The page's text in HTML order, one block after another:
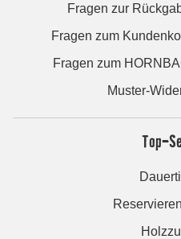
Fragen zur
Fragen zum
Fragen zum
Muster-
Top-